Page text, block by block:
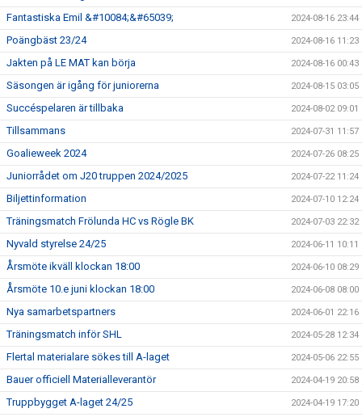
Fantastiska Emil &#10084;&#65039; 2024-08-16 23:44
Poängbäst 23/24 2024-08-16 11:23
Jakten på LE MAT kan börja 2024-08-16 00:43
Säsongen är igång för juniorerna 2024-08-15 03:05
Succéspelaren är tillbaka 2024-08-02 09:01
Tillsammans 2024-07-31 11:57
Goalieweek 2024 2024-07-26 08:25
Juniorrådet om J20 truppen 2024/2025 2024-07-22 11:24
Biljettinformation 2024-07-10 12:24
Träningsmatch Frölunda HC vs Rögle BK 2024-07-03 22:32
Nyvald styrelse 24/25 2024-06-11 10:11
Årsmöte ikväll klockan 18:00 2024-06-10 08:29
Årsmöte 10.e juni klockan 18:00 2024-06-08 08:00
Nya samarbetspartners 2024-06-01 22:16
Träningsmatch inför SHL 2024-05-28 12:34
Flertal materialare sökes till A-laget 2024-05-06 22:55
Bauer officiell Materialleverantör 2024-04-19 20:58
Truppbygget A-laget 24/25 2024-04-19 17:20